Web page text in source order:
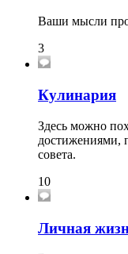
Ваши мысли про
3
Кулинария
Здесь можно
достижениями,
совета.
10
Личная